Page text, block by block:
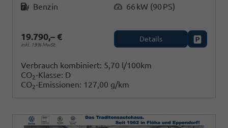
Benzin 66 kW (90 PS)
19.790,– €
inkl. 19% MwSt.
Details
Verbrauch kombiniert: 5,70 l/100km
CO2-Klasse: D
CO2-Emissionen: 127,00 g/km